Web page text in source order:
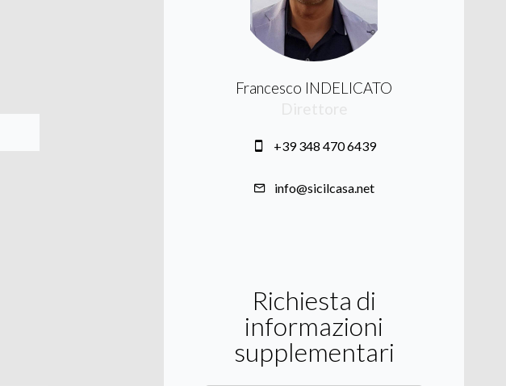
Francesco INDELICATO
+39 348 470 6439
info@sicilcasa.net
Richiesta di
informazioni
supplementari